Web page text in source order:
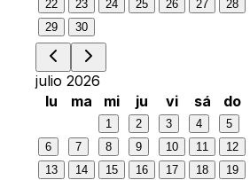
22
23 24 25 26 27
28
29
30
julio 2026
lu
ma mi ju vi sá do
1 2 3 4
5
6
7 8 9 10 11
12
13
14 15 16 17 18
19